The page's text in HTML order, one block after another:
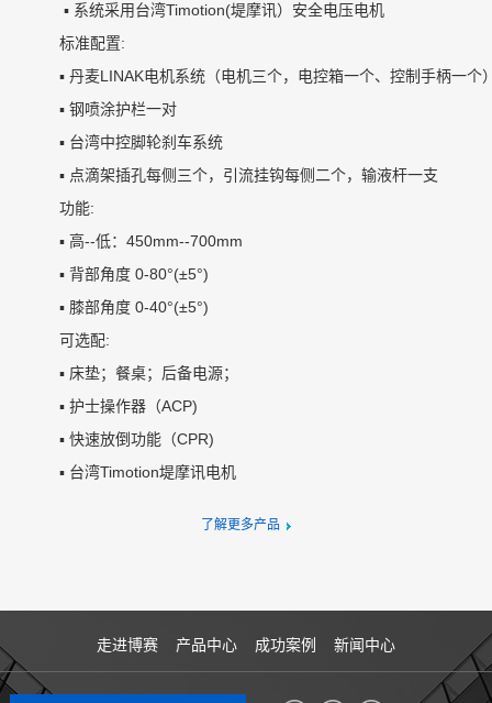
▪ 系统采用台湾Timotion(堤摩讯）安全电压电机
标准配置:
▪ 丹麦LINAK电机系统（电机三个，电控箱一
▪ 钢喷涂护栏一对
▪ 台湾中控脚轮刹车系统
▪ 点滴架插孔每侧三个，引流挂钩每侧二个，输液杆一支
功能:
▪ 高--低：450mm--700mm
▪ 背部角度 0-80°(±5°)
▪ 膝部角度 0-40°(±5°)
可选配:
▪ 床垫；餐桌；后备电源；
▪ 护士操作器（ACP)
▪ 快速放倒功能（CPR)
▪ 台湾Timotion堤摩讯电机
了解更多产品
走进博赛 产品中心 成功案例 新闻中心